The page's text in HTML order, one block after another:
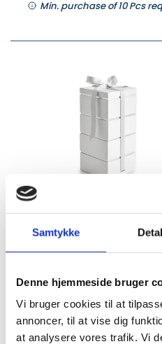
Samtykke
Denne hjemmeside bruger
Vi bruger cookies til at
annoncer, til at vise dig
at analysere vores trafik. Vi
Min. purchase of 10 Pcs
4 lag
DKK 195.00 / Pcs
Buy now